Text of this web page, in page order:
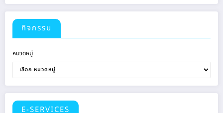
กิจกรรม
หมวดหมู่
E-SERVICES